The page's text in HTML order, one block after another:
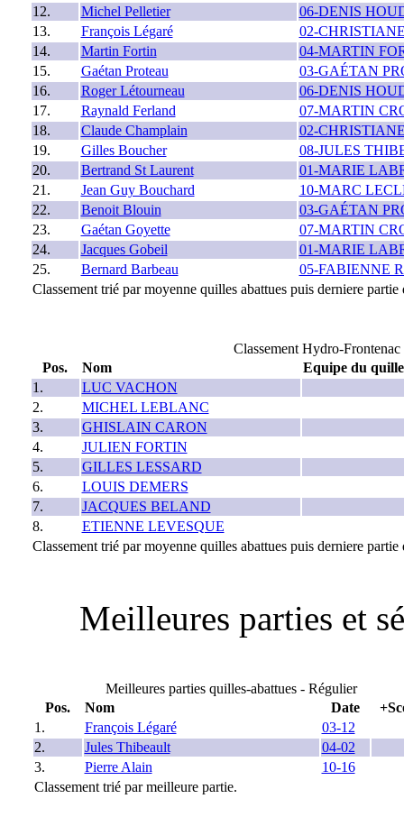
12.
Michel Pelletier
06-DENIS
13.
François Légaré
02-
14.
Martin Fortin
04-MARTIN
15.
Gaétan Proteau
03-GAÉTAN
16.
Roger Létourneau
06-DENIS
17.
Raynald Ferland
07-MARTIN
18.
Claude Champlain
02-
19.
Gilles Boucher
08-JULES
20.
Bertrand St Laurent
01-MARIE
21.
Jean Guy Bouchard
10-MARC
22.
Benoit Blouin
03-GAÉTAN
23.
Gaétan Goyette
07-MARTIN
24.
Jacques Gobeil
01-MARIE
25.
Bernard Barbeau
05-FABIENNE
Classement trié par moyenne quilles abattues puis derniere
Classement Hydro-
Pos.
Nom
Equipe du
1.
LUC VACHON
2.
MICHEL LEBLANC
3.
GHISLAIN CARON
4.
JULIEN FORTIN
5.
GILLES LESSARD
6.
LOUIS DEMERS
7.
JACQUES BELAND
8.
ETIENNE LEVESQUE
Classement trié par moyenne quilles abattues puis derniere
Meilleures parties et
Meilleures parties quilles-abattues - Régulier
Pos.
Nom Date
1.
François Légaré
03-12
2.
Jules Thibeault
04-02
3.
Pierre Alain
10-16
Classement trié par meilleure partie.